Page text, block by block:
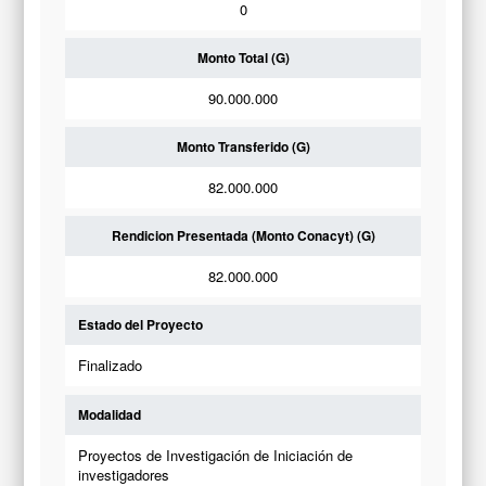
0
Monto Total (G)
90.000.000
Monto Transferido (G)
82.000.000
Rendicion Presentada (Monto Conacyt) (G)
82.000.000
Estado del Proyecto
Finalizado
Modalidad
Proyectos de Investigación de Iniciación de
investigadores